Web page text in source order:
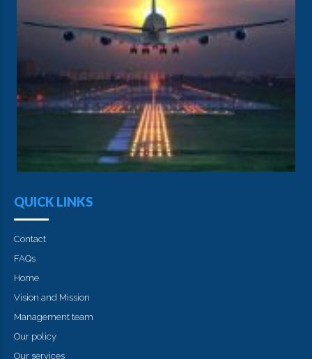
QUICK LINKS
Contact
FAQs
Home
Vision and Mission
Management team
Our policy
Our services